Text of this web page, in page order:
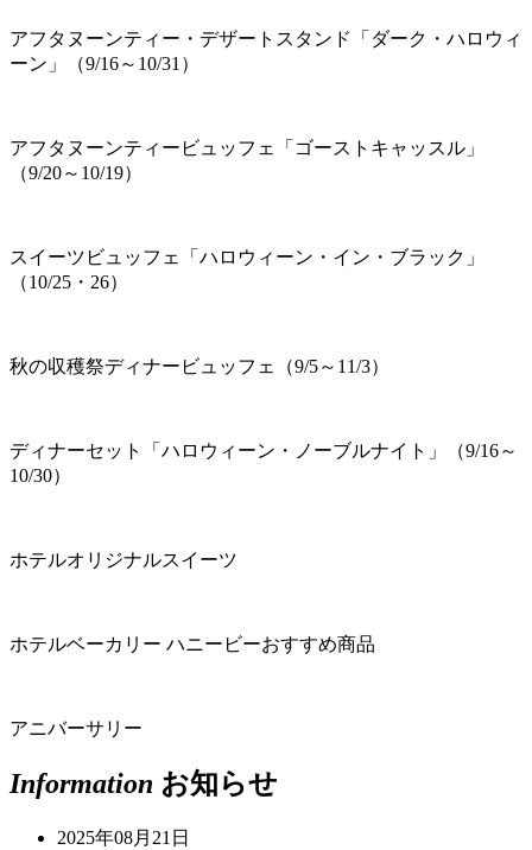
アフタヌーンティー・デザートスタンド「ダーク・ハロウィ
ーン」（9/16～10/31）
アフタヌーンティービュッフェ「ゴーストキャッスル」
（9/20～10/19）
スイーツビュッフェ「ハロウィーン・イン・ブラック」
（10/25・26）
秋の収穫祭ディナービュッフェ（9/5～11/3）
ディナーセット「ハロウィーン・ノーブルナイト」（9/16～
10/30）
ホテルオリジナルスイーツ
ホテルベーカリー ハニービーおすすめ商品
アニバーサリー
Information お知らせ
2025年08月21日